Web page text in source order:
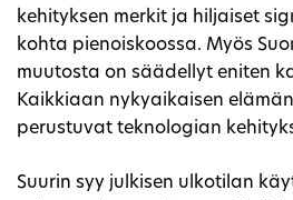
kehityksen merkit ja hiljaiset
kohta pienoiskoossa. Myös
muutosta on säädellyt eniten
Kaikkiaan nykyaikaisen
perustuvat teknologian
Suurin syy julkisen ulkotilan